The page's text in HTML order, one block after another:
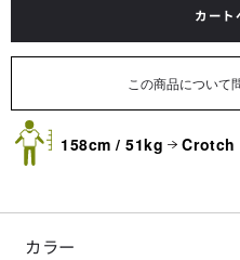
カート
158cm / 51kg
カラー